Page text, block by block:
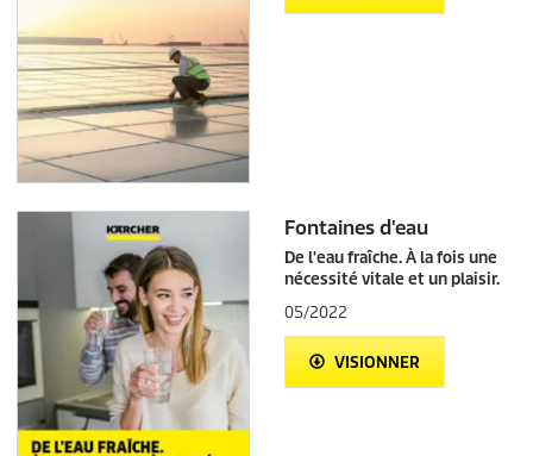
Fontaines d'eau
De l'eau fraîche. À la fois une
nécessité vitale et un plaisir.
05/2022
VISIONNER